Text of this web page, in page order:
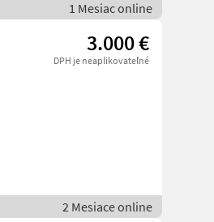
1 Mesiac online
3.000 €
DPH je neaplikovateľné
2 Mesiace online